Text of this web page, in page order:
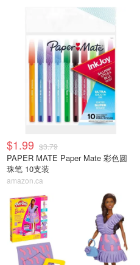
$1.99 $3.79
PAPER MATE Paper Mate 彩色圆
珠笔 10支装
amazon.ca